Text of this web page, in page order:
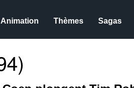
Animation Thèmes Sagas